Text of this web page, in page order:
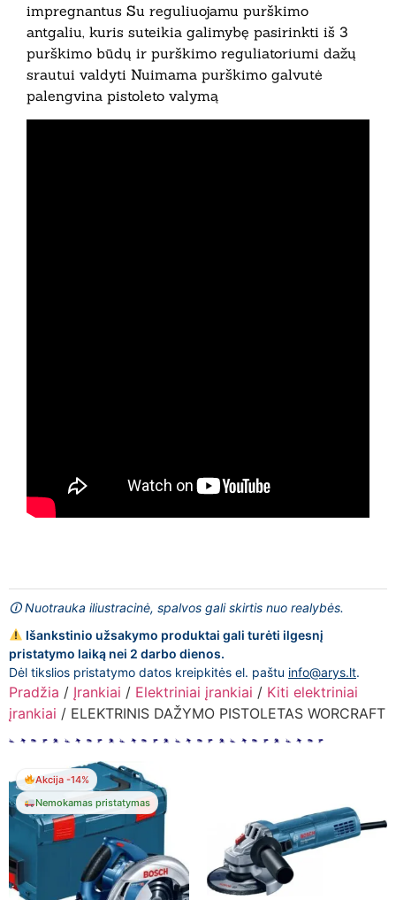
impregnantus Su reguliuojamu purškimo
antgaliu, kuris suteikia galimybę pasirinkti iš 3
purškimo būdų ir purškimo reguliatoriumi dažų
srautui valdyti Nuimama purškimo galvutė
palengvina pistoleto valymą
🛈 Nuotrauka iliustracinė, spalvos gali skirtis nuo realybės.
Išankstinio užsakymo produktai gali turėti ilgesnį
pristatymo laiką nei 2 darbo dienos.
Dėl tikslios pristatymo datos kreipkitės el. paštu info@arys.lt.
Pradžia / Įrankiai / Elektriniai įrankiai / Kiti elektriniai
įrankiai / ELEKTRINIS DAŽYMO PISTOLETAS WORCRAFT
Akcija -14%
Nemokamas pristatymas